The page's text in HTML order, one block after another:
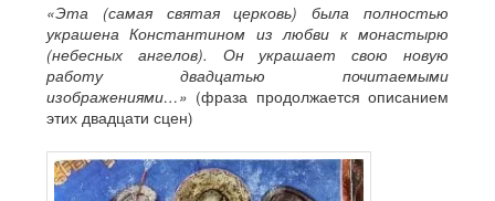
«Эта (самая святая церковь) была полностью
украшена Константином из любви к монастырю
(небесных ангелов). Он украшает свою новую
работу двадцатью почитаемыми
изображениями…» (фраза продолжается описанием
этих двадцати сцен)